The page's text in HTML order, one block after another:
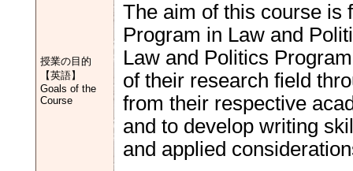
授業の目的
【英語】
Goals of the
Course
The aim of this course is
Program in Law and
Law and Politics
of their research field
from their respective
and to develop writing
and applied